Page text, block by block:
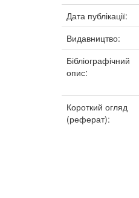
Дата публікації:
Видавництво:
Бібліографічний
опис:
Короткий огляд
(реферат):